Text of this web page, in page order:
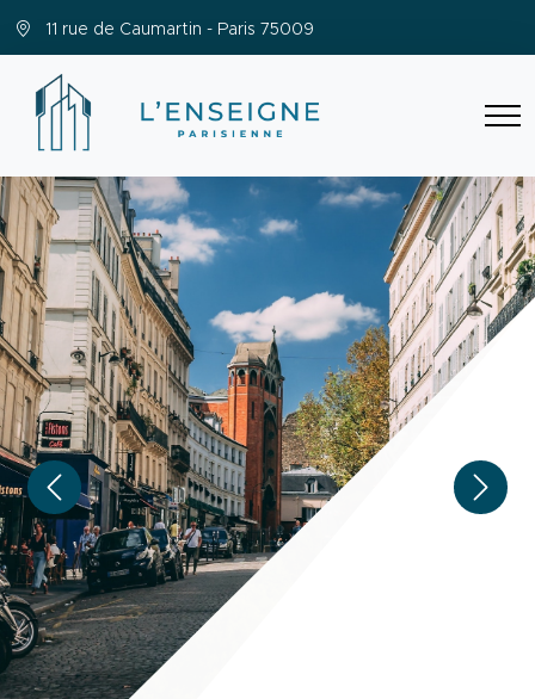
11 rue de Caumartin - Paris 75009
Previous Next